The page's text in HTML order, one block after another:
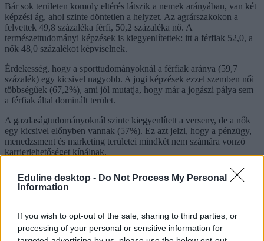
Eduline desktop - Do Not Process My Personal
Information
If you wish to opt-out of the sale, sharing to third parties, or
processing of your personal or sensitive information for
Bár sok területen komoly eltérés látszik a nemek arányában, van két
képzési ág, ahol szinte döntetlen a helyzet. Az agrárszakokon a
felvettek 49,8 százaléka férfi, 50,2 százaléka nő. A
természettudományi képzések is kiegyenlítettek: itt a férfiak 52,0, a
nők 48,0 százalékot képviselnek.
Érdekesség, hogy a sporttudományoknál a férfiak aránya (59,7
százalék) egy kicsivel nagyobb. A jogi képzések ezzel szemben női
többségűek (67,2%), ami jól mutatja, hogy már a jogászi pálya sem
a férfiak által dominált terület.
A gazdaságtudományoknál szinte kiegyenlített a verseny, de a nők
egy kicsivel előnyben vannak (57%). Ez azt jelzi, hogy a pénzügy,
menedzsment és marketing területei mindkét nem számára vonzó
karrierlehetőséget kínálnak.
Miért ekkora a különbség a műszaki vagy az egészségügyi
szakokon?
együttműködésben Becsei Lilla pályaorientációs szakember az év
elején
felmérést készített
a 12. osztályos magyar tanulók körében.
Az országos felmérés szerint a fiúk nyitottabbak a műszaki